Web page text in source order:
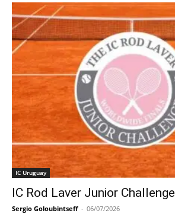
IC Uruguay
IC Rod Laver Junior Challenge
Sergio Goloubintseff - 06/07/2026